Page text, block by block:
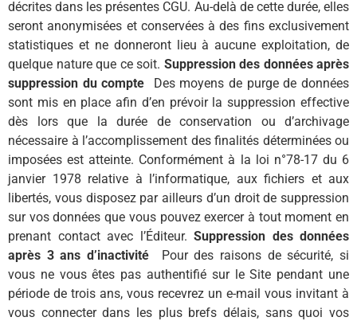
décrites dans les présentes CGU. Au-delà de cette durée, elles
seront anonymisées et conservées à des fins exclusivement
statistiques et ne donneront lieu à aucune exploitation, de
quelque nature que ce soit. Suppression des données après
suppression du compte
Des moyens de purge de données
sont mis en place afin d’en prévoir la suppression effective
dès lors que la durée de conservation ou d’archivage
nécessaire à l’accomplissement des finalités déterminées ou
imposées est atteinte. Conformément à la loi n°78-17 du 6
janvier 1978 relative à l’informatique, aux fichiers et aux
libertés, vous disposez par ailleurs d’un droit de suppression
sur vos données que vous pouvez exercer à tout moment en
prenant contact avec l’Éditeur. Suppression des données
après 3 ans d’inactivité
Pour des raisons de sécurité, si
vous ne vous êtes pas authentifié sur le Site pendant une
période de trois ans, vous recevrez un e-mail vous invitant à
vous connecter dans les plus brefs délais, sans quoi vos